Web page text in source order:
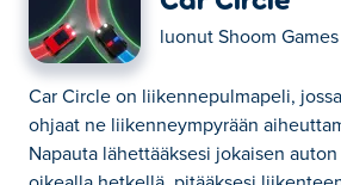
luonut Shoom Games
Car Circle on liikennepulmapeli,
ohjaat ne liikenneympyrään
Napauta lähettääksesi jokaisen